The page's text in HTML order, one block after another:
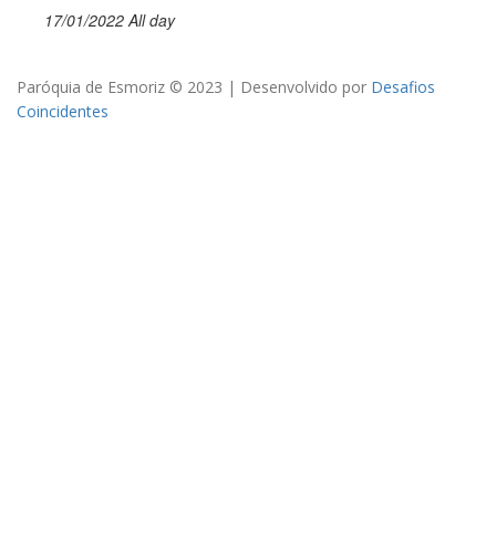
17/01/2022 All day
Paróquia de Esmoriz © 2023 | Desenvolvido por Desafios
Coincidentes